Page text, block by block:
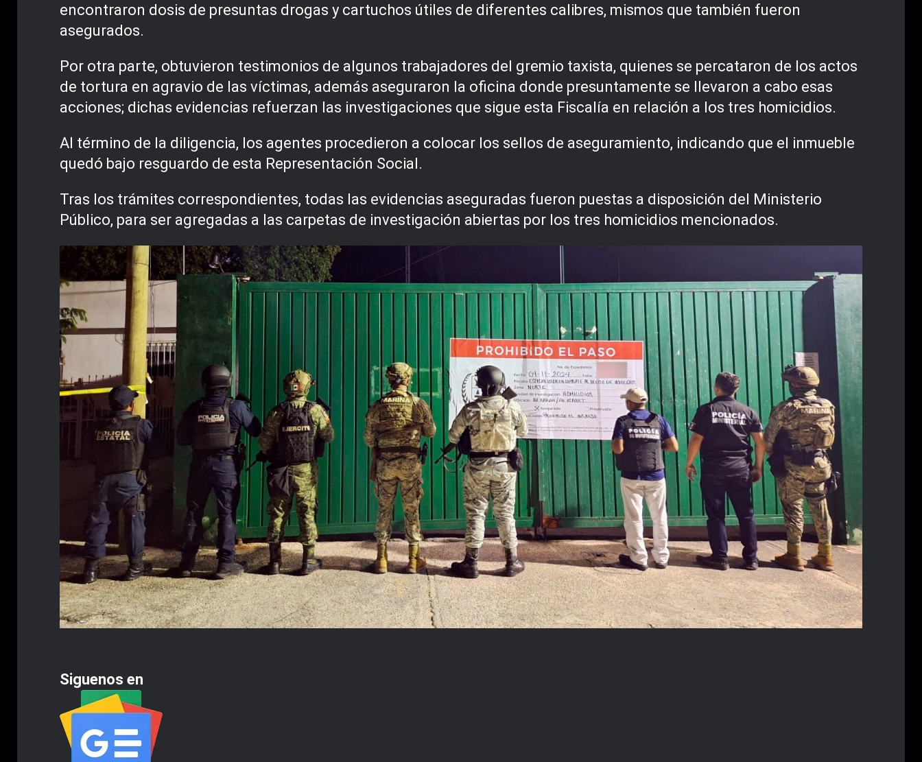
encontraron dosis de presuntas drogas y cartuchos útiles de diferentes calibres, mismos que también fueron
asegurados.
Por otra parte, obtuvieron testimonios de algunos trabajadores del gremio taxista, quienes se percataron de los actos
de tortura en agravio de las víctimas, además aseguraron la oficina donde presuntamente se llevaron a cabo esas
acciones; dichas evidencias refuerzan las investigaciones que sigue esta Fiscalía en relación a los tres homicidios.
Al término de la diligencia, los agentes procedieron a colocar los sellos de aseguramiento, indicando que el inmueble
quedó bajo resguardo de esta Representación Social.
Tras los trámites correspondientes, todas las evidencias aseguradas fueron puestas a disposición del Ministerio
Público, para ser agregadas a las carpetas de investigación abiertas por los tres homicidios mencionados.
Siguenos en